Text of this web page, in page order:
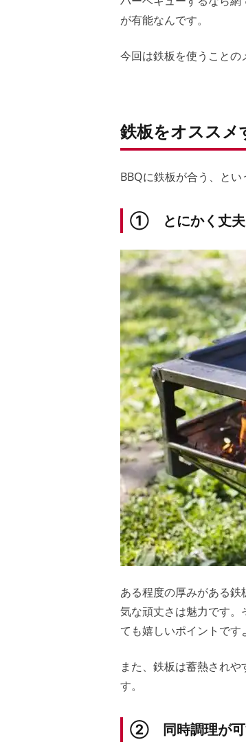
が有能なんです。
今回は鉄板を使うことの
鉄板をオススメ
BBQに鉄板が合う、と
① とにかく丈夫
ある程度の厚みがある
気な頑丈さは魅力です
ても嬉しいポイントです
また、鉄板は蓄熱され
す。
② 同時調理が可